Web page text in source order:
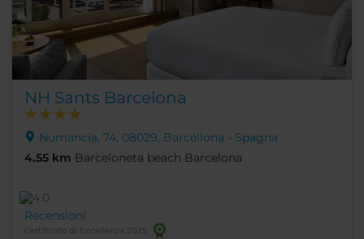
NH Sants Barcelona
Numancia, 74, 08029, Barcellona - Spagna
4.55 km Barceloneta beach Barcelona
Recensioni
Certificato di Eccellenza 2025